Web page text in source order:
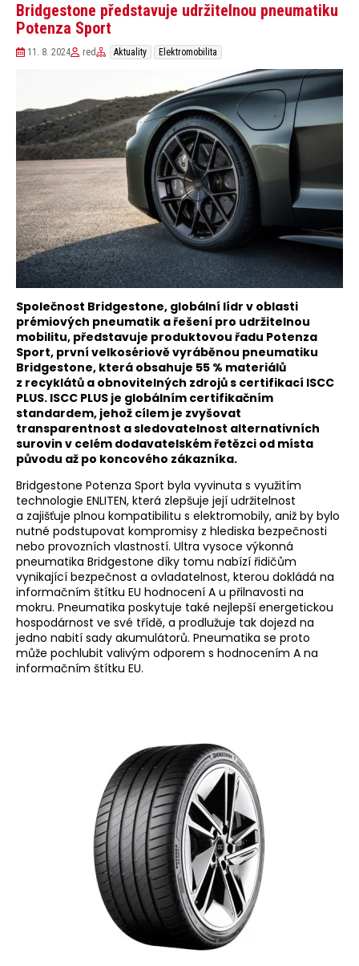
Bridgestone představuje udržitelnou pneumatiku
Potenza Sport
11. 8. 2024 red Aktuality Elektromobilita
Společnost Bridgestone, globální lídr v oblasti
prémiových pneumatik a řešení pro udržitelnou
mobilitu, představuje produktovou řadu Potenza
Sport, první velkosériově vyráběnou pneumatiku
Bridgestone, která obsahuje 55 % materiálů
z recyklátů a obnovitelných zdrojů s certifikací ISCC
PLUS. ISCC PLUS je globálním certifikačním
standardem, jehož cílem je zvyšovat
transparentnost a sledovatelnost alternativních
surovin v celém dodavatelském řetězci od místa
původu až po koncového zákazníka.
Bridgestone Potenza Sport byla vyvinuta s využitím
technologie ENLITEN, která zlepšuje její udržitelnost
a zajišťuje plnou kompatibilitu s elektromobily, aniž by bylo
nutné podstupovat kompromisy z hlediska bezpečnosti
nebo provozních vlastností. Ultra vysoce výkonná
pneumatika Bridgestone díky tomu nabízí řidičům
vynikající bezpečnost a ovladatelnost, kterou dokládá na
informačním štítku EU hodnocení A u přilnavosti na
mokru. Pneumatika poskytuje také nejlepší energetickou
hospodárnost ve své třídě, a prodlužuje tak dojezd na
jedno nabití sady akumulátorů. Pneumatika se proto
může pochlubit valivým odporem s hodnocením A na
informačním štítku EU.